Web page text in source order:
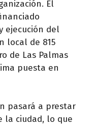
El
ejecución del
local de 815
de Las Palmas
puesta en
pasará a prestar
la ciudad, lo que